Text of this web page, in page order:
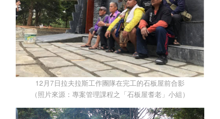
12月7日拉夫拉斯工作團隊在完工的石板屋前合影
（照片來源：專案管理課程之「石板屋耆老」小組）